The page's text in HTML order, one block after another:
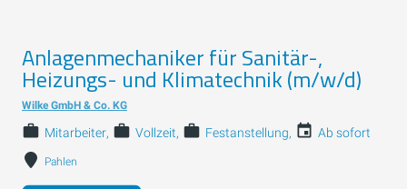
Anlagenmechaniker für Sanitär-,
Heizungs- und Klimatechnik (m/w/d)
Wilke GmbH & Co. KG
Mitarbeiter Vollzeit Festanstellung Ab sofort
Pahlen